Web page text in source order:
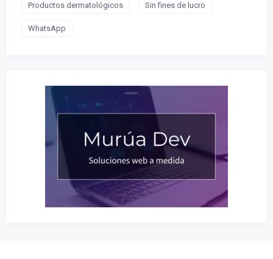
Productos dermatológicos Sin fines de lucro
WhatsApp